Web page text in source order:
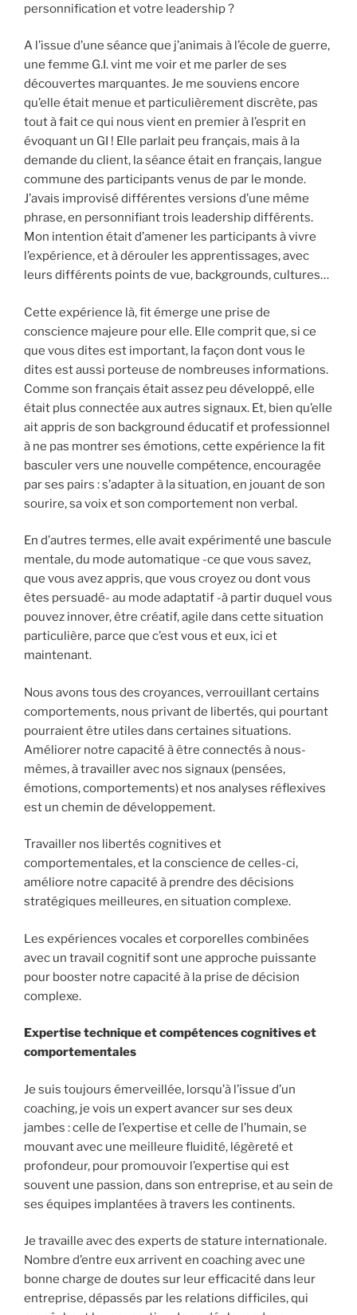
personnification et votre leadership ?
A l’issue d’une séance que j’animais à l’école de guerre,
une femme G.I. vint me voir et me parler de ses
découvertes marquantes. Je me souviens encore
qu’elle était menue et particulièrement discrète, pas
tout à fait ce qui nous vient en premier à l’esprit en
évoquant un GI ! Elle parlait peu français, mais à la
demande du client, la séance était en français, langue
commune des participants venus de par le monde.
J’avais improvisé différentes versions d’une même
phrase, en personnifiant trois leadership différents.
Mon intention était d’amener les participants à vivre
l’expérience, et à dérouler les apprentissages, avec
leurs différents points de vue, backgrounds, cultures…
Cette expérience là, fit émerge une prise de
conscience majeure pour elle. Elle comprit que, si ce
que vous dites est important, la façon dont vous le
dites est aussi porteuse de nombreuses informations.
Comme son français était assez peu développé, elle
était plus connectée aux autres signaux. Et, bien qu’elle
ait appris de son background éducatif et professionnel
à ne pas montrer ses émotions, cette expérience la fit
basculer vers une nouvelle compétence, encouragée
par ses pairs : s’adapter à la situation, en jouant de son
sourire, sa voix et son comportement non verbal.
En d’autres termes, elle avait expérimenté une bascule
mentale, du mode automatique -ce que vous savez,
que vous avez appris, que vous croyez ou dont vous
êtes persuadé- au mode adaptatif -à partir duquel vous
pouvez innover, être créatif, agile dans cette situation
particulière, parce que c’est vous et eux, ici et
maintenant.
Nous avons tous des croyances, verrouillant certains
comportements, nous privant de libertés, qui pourtant
pourraient être utiles dans certaines situations.
Améliorer notre capacité à être connectés à nous-
mêmes, à travailler avec nos signaux (pensées,
émotions, comportements) et nos analyses réflexives
est un chemin de développement.
Travailler nos libertés cognitives et
comportementales, et la conscience de celles-ci,
améliore notre capacité à prendre des décisions
stratégiques meilleures, en situation complexe.
Les expériences vocales et corporelles combinées
avec un travail cognitif sont une approche puissante
pour booster notre capacité à la prise de décision
complexe.
Expertise technique et compétences cognitives et
comportementales
Je suis toujours émerveillée, lorsqu’à l’issue d’un
coaching, je vois un expert avancer sur ses deux
jambes : celle de l’expertise et celle de l’humain, se
mouvant avec une meilleure fluidité, légèreté et
profondeur, pour promouvoir l’expertise qui est
souvent une passion, dans son entreprise, et au sein de
ses équipes implantées à travers les continents.
Je travaille avec des experts de stature internationale.
Nombre d’entre eux arrivent en coaching avec une
bonne charge de doutes sur leur efficacité dans leur
entreprise, dépassés par les relations difficiles, qui